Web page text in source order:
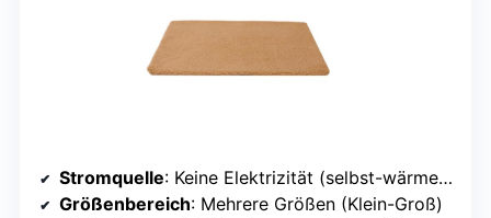
Stromquelle: Keine Elektrizität (selbst-wärmend)
Größenbereich: Mehrere Größen (Klein-Groß)